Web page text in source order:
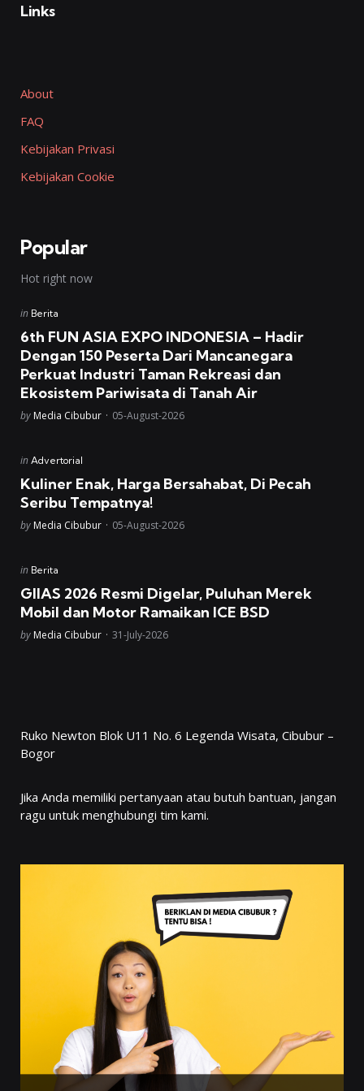
Links
About
FAQ
Kebijakan Privasi
Kebijakan Cookie
Popular
Hot right now
Posted
in Berita
6th FUN ASIA EXPO INDONESIA – Hadir
Dengan 150 Peserta Dari Mancanegara
Perkuat Industri Taman Rekreasi dan
Ekosistem Pariwisata di Tanah Air
Posted
by Media Cibubur 05-August-2026
Posted
in Advertorial
Kuliner Enak, Harga Bersahabat, Di Pecah
Seribu Tempatnya!
Posted
by Media Cibubur 05-August-2026
Posted
in Berita
GIIAS 2026 Resmi Digelar, Puluhan Merek
Mobil dan Motor Ramaikan ICE BSD
Posted
by Media Cibubur 31-July-2026
Ruko Newton Blok U11 No. 6 Legenda Wisata, Cibubur –
Bogor
Jika Anda memiliki pertanyaan atau butuh bantuan, jangan
ragu untuk menghubungi tim kami.